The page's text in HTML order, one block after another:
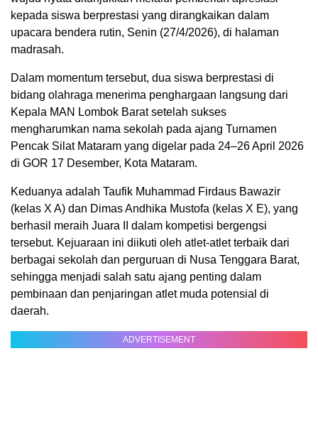
kepada siswa berprestasi yang dirangkaikan dalam
upacara bendera rutin, Senin (27/4/2026), di halaman
madrasah.
Dalam momentum tersebut, dua siswa berprestasi di
bidang olahraga menerima penghargaan langsung dari
Kepala MAN Lombok Barat setelah sukses
mengharumkan nama sekolah pada ajang Turnamen
Pencak Silat Mataram yang digelar pada 24–26 April 2026
di GOR 17 Desember, Kota Mataram.
Keduanya adalah Taufik Muhammad Firdaus Bawazir
(kelas X A) dan Dimas Andhika Mustofa (kelas X E), yang
berhasil meraih Juara II dalam kompetisi bergengsi
tersebut. Kejuaraan ini diikuti oleh atlet-atlet terbaik dari
berbagai sekolah dan perguruan di Nusa Tenggara Barat,
sehingga menjadi salah satu ajang penting dalam
pembinaan dan penjaringan atlet muda potensial di
daerah.
ADVERTISEMENT